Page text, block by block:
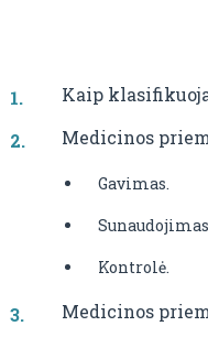
Kaip
Medicinos
Gavimas.
Kontrolė.
Medicinos